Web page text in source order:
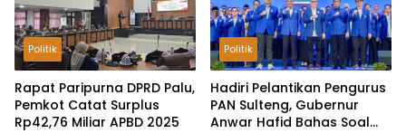
Politik
Rapat Paripurna DPRD Palu,
Pemkot Catat Surplus
Rp42,76 Miliar APBD 2025
Politik
Hadiri Pelantikan Pengurus
PAN Sulteng, Gubernur
Anwar Hafid Bahas Soal